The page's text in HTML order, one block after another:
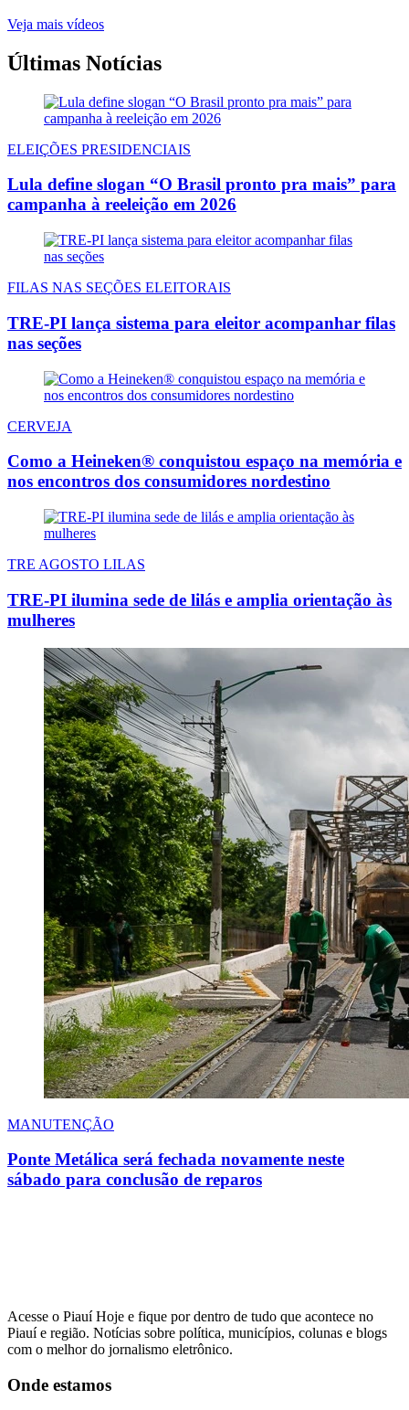
Veja mais vídeos
Últimas Notícias
ELEIÇÕES PRESIDENCIAIS
Lula define slogan “O Brasil pronto pra mais” para
campanha à reeleição em 2026
FILAS NAS SEÇÕES ELEITORAIS
TRE-PI lança sistema para eleitor acompanhar filas
nas seções
CERVEJA
Como a Heineken® conquistou espaço na memória e
nos encontros dos consumidores nordestino
TRE AGOSTO LILAS
TRE-PI ilumina sede de lilás e amplia orientação às
mulheres
MANUTENÇÃO
Ponte Metálica será fechada novamente neste
sábado para conclusão de reparos
Acesse o Piauí Hoje e fique por dentro de tudo que acontece no
Piauí e região. Notícias sobre política, municípios, colunas e blogs
com o melhor do jornalismo eletrônico.
Onde estamos